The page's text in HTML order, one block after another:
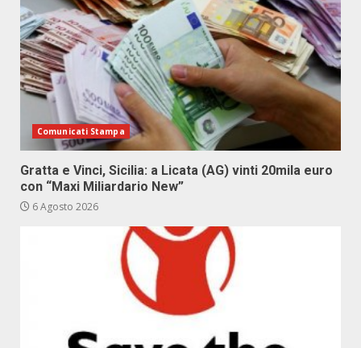
Comunicati Stampa
Gratta e Vinci, Sicilia: a Licata (AG) vinti 20mila euro
con “Maxi Miliardario New”
6 Agosto 2026